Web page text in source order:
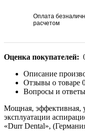
Оплата
расчетом
Оценка покупателей:
Описание
Отзывы о товаре
Вопросы и ответы
Мощная, эффективная,
эксплуатации
«Durr Dental»,